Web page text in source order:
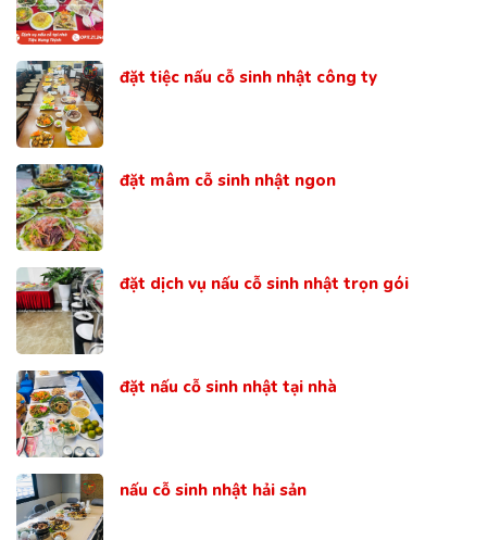
đặt tiệc nấu cỗ sinh nhật công ty
đặt mâm cỗ sinh nhật ngon
đặt dịch vụ nấu cỗ sinh nhật trọn gói
đặt nấu cỗ sinh nhật tại nhà
nấu cỗ sinh nhật hải sản